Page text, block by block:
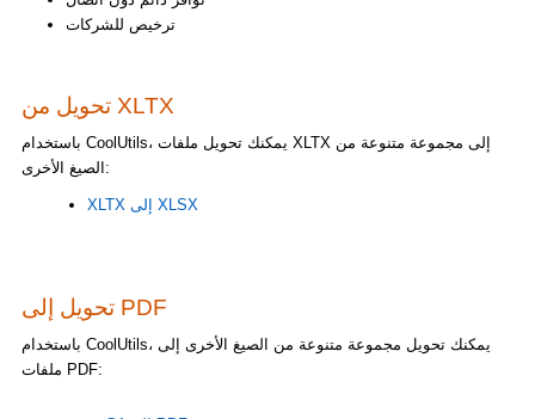
ترخيص للشركات
تحويل من XLTX
باستخدام CoolUtils، يمكنك تحويل ملفات XLTX إلى مجموعة متنوعة من
الصيغ الأخرى:
XLTX إلى XLSX
تحويل إلى PDF
باستخدام CoolUtils، يمكنك تحويل مجموعة متنوعة من الصيغ الأخرى إلى
ملفات PDF: